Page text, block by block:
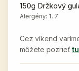
150g Držkový
Alergény: 1, 7
Cez víkend
môžete pozrieť tu